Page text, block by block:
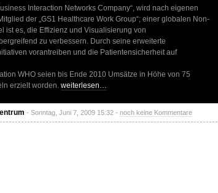
Interaction Networks Company“, wird nach eigenen
der „GS1 Healthcare Work Group“; einer globalen Non-
ist es, die Effizienz und Visualisierung von
zu verbessern. Durch seine erweiterte
vorantreiben und die Patientensicherheit auf
WHO seien bis Ende 2010 Umsätze in Höhe von 75
erzielt worden. weiterlesen…
- Sonntag, Juni 7, 2009 15:32 - noch keine Kommentare